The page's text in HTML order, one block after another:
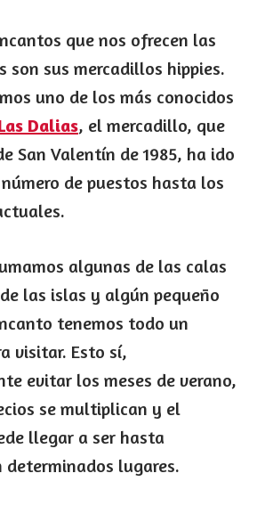
que nos ofrecen las
son sus mercadillos hippies.
uno de los más conocidos
Dalias, el mercadillo, que
San Valentín de 1985, ha ido
de puestos hasta los
algunas de las calas
las islas y algún pequeño
tenemos todo un
visitar. Esto sí,
evitar los meses de verano,
se multiplican y el
llegar a ser hasta
determinados lugares.